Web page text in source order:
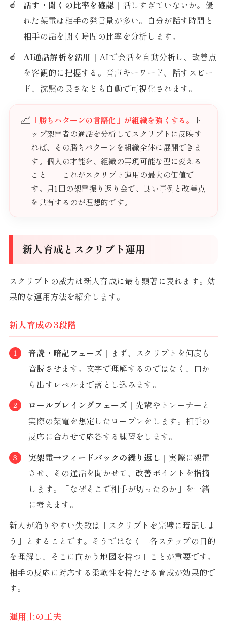
話す・聞くの比率を確認 ｜話しすぎていないか。優
れた架電は相手の発言量が多い。自分が話す時間と
相手の話を聞く時間の比率を分析します。
AI通話解析を活用 ｜AIで会話を自動分析し、改善点
を客観的に把握する。音声キーワード、話すスピー
ド、沈黙の長さなども自動で可視化されます。
📈 「勝ちパターンの言語化」が組織を強くする。
ト
ップ架電者の通話を分析してスクリプトに反映す
れば、その勝ちパターンを組織全体に展開できま
す。個人の才能を、組織の再現可能な型に変える
こと——これがスクリプト運用の最大の価値で
す。月1回の架電振り返り会で、良い事例と改善点
を共有するのが理想的です。
新人育成とスクリプト運用
スクリプトの威力は新人育成に最も顕著に表れます。効
果的な運用方法を紹介します。
新人育成の3段階
音読・暗記フェーズ ｜まず、スクリプトを何度も
音読させます。文字で理解するのではなく、口か
ら出すレベルまで落とし込みます。
ロールプレイングフェーズ ｜先輩やトレーナーと
実際の架電を想定したロープレをします。相手の
反応に合わせて応答する練習をします。
実架電→フィードバックの繰り返し ｜実際に架電
させ、その通話を聞かせて、改善ポイントを指摘
します。「なぜそこで相手が切ったのか」を一緒
に考えます。
新人が陥りやすい失敗は「スクリプトを完璧に暗記しよ
う」とすることです。そうではなく「各ステップの目的
を理解し、そこに向かう地図を持つ」ことが重要です。
相手の反応に対応する柔軟性を持たせる育成が効果的で
す。
運用上の工夫